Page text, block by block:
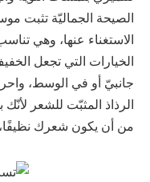
الصيحة الجماليّة تثبت
الاستغناء عنها، وهي
الخيارات التي تجعل
جانبيّ أو في الوسط،
الرذاذ المثبّت للشعر لأنّك
من أن يكون شعرك